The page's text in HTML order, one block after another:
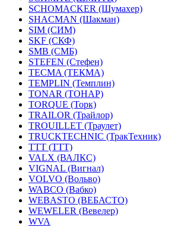
SCHOMACKER (Шумахер)
SHACMAN (Шакман)
SIM (СИМ)
SKF (СКФ)
SMB (СМБ)
STEFEN (Стефен)
TECMA (ТЕКМА)
TEMPLIN (Темплин)
TONAR (ТОНАР)
TORQUE (Торк)
TRAILOR (Трайлор)
TROUILLET (Траулет)
TRUCKTECHNIC (ТракТехник)
TTT (ТТТ)
VALX (ВАЛКС)
VIGNAL (Вигнал)
VOLVO (Вольво)
WABCO (Вабко)
WEBASTO (ВЕБАСТО)
WEWELER (Вевелер)
WVA